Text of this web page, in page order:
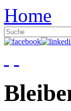
Home